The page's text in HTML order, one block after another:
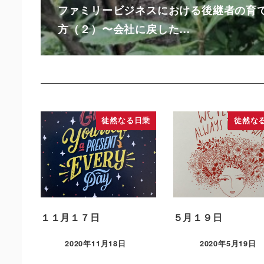
ファミリービジネスにおける後継者の育
方（２）〜会社に戻した…
徒然なる日乗
１１月１７日
2020年11月18日
徒然な
５月１９日
2020年5月19日